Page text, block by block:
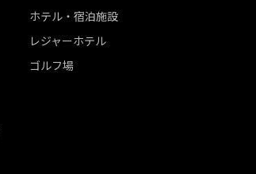
ホテル・宿泊施設
レジャーホテル
ゴルフ場